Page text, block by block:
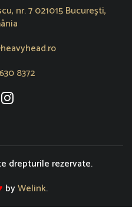
nr. 7 021015 București,
8372
deschide într-o fereastră nouă
Se deschide într-o fereastră
drepturile rezervate.
byWelink.